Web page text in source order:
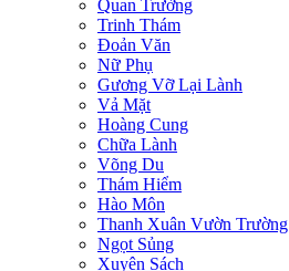
Quan Trường
Trinh Thám
Đoản Văn
Nữ Phụ
Gương Vỡ Lại Lành
Vả Mặt
Hoàng Cung
Chữa Lành
Võng Du
Thám Hiểm
Hào Môn
Thanh Xuân Vườn Trường
Ngọt Sủng
Xuyên Sách